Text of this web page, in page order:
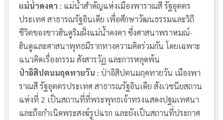
แม่น้ำคงคา : แม่น้ำสำคัญแห่งเมืองพาราณสี รัฐอุตตร
ประเทศ สาธารณรัฐอินเดีย เพื่อศึกษาวัฒนธรรมและวิถี
ชีวิตของชาวฮินดูริมฝั่งแม่น้ำคงคา ซึ่งศาสนาพราหมณ์-
ฮินดูและศาสนาพุทธมีรากทางความคิดร่วมกัน โดยเฉพาะ
แนวคิดเรื่องกรรม สังสารวัฏ และการหลุดพ้น
ป่าอิสิปตนมฤคทายวัน : ป่าอิสิปตนมฤคทายวัน เมืองพา
ราณสี รัฐอุตตรประเทศ สาธารณรัฐอินเดีย สังเวชนียสถาน
แห่งที่ 2 เป็นสถานที่ที่พระพุทธเจ้าทรงแสดงปฐมเทศนา
และถือกำเนิดพระสงฆ์รูปแรก และยังเป็นสถานที่ประกาศ